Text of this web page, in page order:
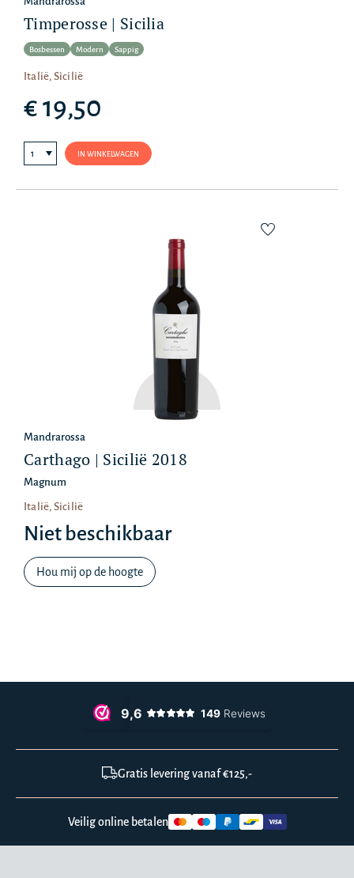
Timperosse | Sicilia
Bosbessen Modern Sappig
Italië, Sicilië
€ 19,50
IN WINKELWAGEN
Mandrarossa
Carthago | Sicilië 2018
Magnum
Italië, Sicilië
Niet beschikbaar
Hou mij op de hoogte
Gratis levering vanaf €125,-
Veilig online betalen